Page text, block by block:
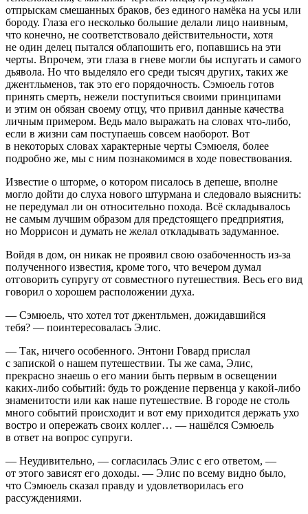
отпрыскам смешанных браков, без единого намёка на усы или
бороду. Глаза его несколько большие делали лицо наивным,
что конечно, не соответствовало действительности, хотя
не один делец пытался облапошить его, попавшись на эти
черты. Впрочем, эти глаза в гневе могли бы испугать и самого
дьявола. Но что выделяло его среди тысяч других, таких же
джентльменов, так это его порядочность. Сэмюель готов
принять смерть, нежели поступиться своими принципами
и этим он обязан своему отцу, что привил данные качества
личным примером. Ведь мало выражать на словах что-либо,
если в жизни сам поступаешь совсем наоборот. Вот
в некоторых словах характерные черты Сэмюеля, более
подробно же, мы с ним познакомимся в ходе повествования.
Известие о шторме, о котором писалось в депеше, вполне
могло дойти до слуха нового штурмана и следовало выяснить:
не передумал ли он относительно похода. Всё складывалось
не самым лучшим образом для предстоящего предприятия,
но Моррисон и думать не желал откладывать задуманное.
Войдя в дом, он никак не проявил свою озабоченность из-за
полученного известия, кроме того, что вечером думал
отговорить супругу от совместного путешествия. Весь его вид
говорил о хорошем расположении духа.
— Сэмюель, что хотел тот джентльмен, дожидавшийся
тебя? — поинтересовалась Элис.
— Так, ничего особенного. Энтони Говард прислал
с запиской о нашем путешествии. Ты же сама, Элис,
прекрасно знаешь о его мании быть первым в освещении
каких-либо событий: будь то рождение первенца у какой-либо
знаменитости или как наше путешествие. В городе не столь
много событий происходит и вот ему приходится держать ухо
востро и опережать своих коллег… — нашёлся Сэмюель
в ответ на вопрос супруги.
— Неудивительно, — согласилась Элис с его ответом, —
от этого зависят его доходы. — Элис по всему видно было,
что Сэмюель сказал правду и удовлетворилась его
рассуждениями.